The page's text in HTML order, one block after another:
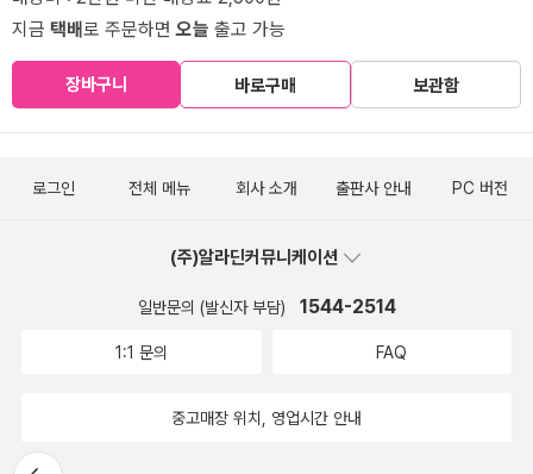
지금 택배로 주문하면오늘 출고 가능
장바구니 바로구매 보관함
뒤로가
로그인 전체 메뉴 회사 소개 출판사 안내 PC 버전
(주)알라딘커뮤니케이션
일반문의 (발신자 부담) 1544-2514
1:1 문의 FAQ
중고매장 위치, 영업시간 안내